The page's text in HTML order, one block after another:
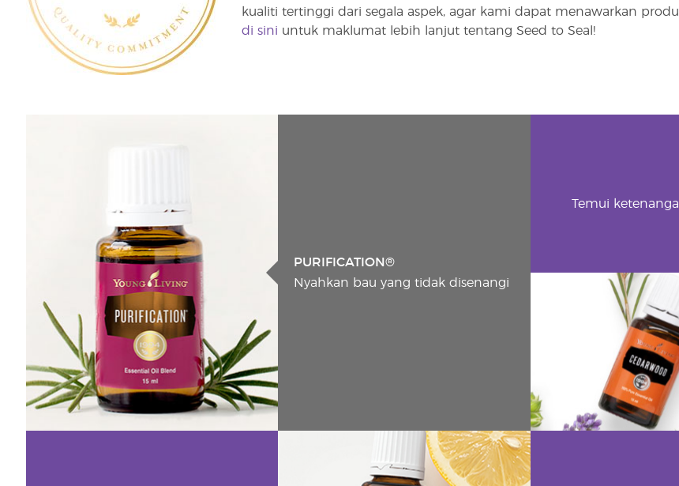
kualiti tertinggi dari segala aspek, agar kami dapat menawarkan
di sini untuk maklumat lebih lanjut tentang Seed to Seal!
PURIFICATION®
Nyahkan bau yang tidak disenangi
Temui